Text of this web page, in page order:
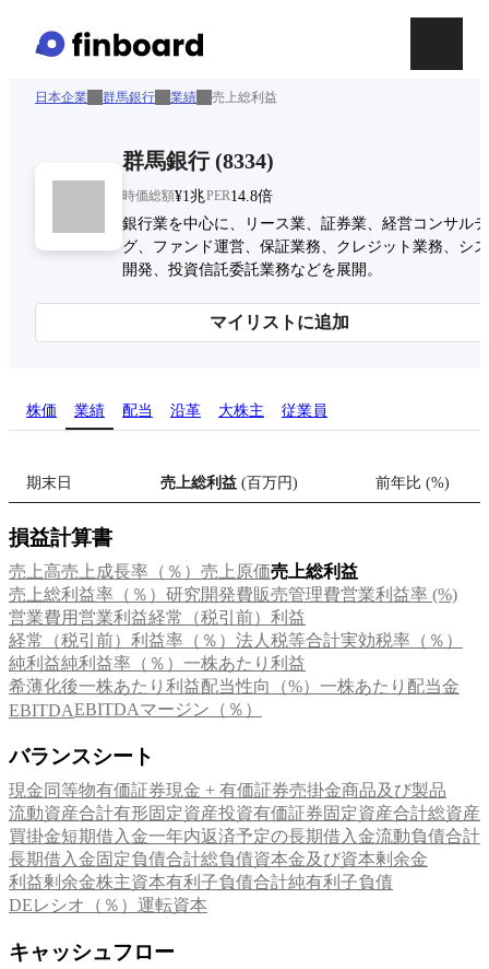
日本企業 群馬銀行 業績 売上総利益
群馬銀行(8334)
時価総額¥1兆PER14.8倍
銀行業を中心に、リース業、証券業、経営コンサル
グ、ファンド運営、保証業務、クレジット業務、シ
開発、投資信託委託業務などを展開。
マイリストに追加
株価 業績 配当 沿革 大株主 従業員
期末日 売上総利益 (百万円) 前年比 (%)
損益計算書
売上高売上成長率（％） 売上原価売上総利益
売上総利益率（％） 研究開発費販売管理費営業利益率 (%)
営業費用営業利益経常（税引前）利益
経常（税引前）利益率（％） 法人税等合計実効税率（％）
純利益純利益率（％） 一株あたり利益
希薄化後一株あたり利益配当性向（%） 一株あたり配当金
EBITDAEBITDAマージン（％）
バランスシート
現金同等物有価証券現金 + 有価証券売掛金商品及び製品
流動資産合計有形固定資産投資有価証券固定資産合計総資産
買掛金短期借入金一年内返済予定の長期借入金流動負債合計
長期借入金固定負債合計総負債資本金及び資本剰余金
利益剰余金株主資本有利子負債合計純有利子負債
DEレシオ（％） 運転資本
キャッシュフロー